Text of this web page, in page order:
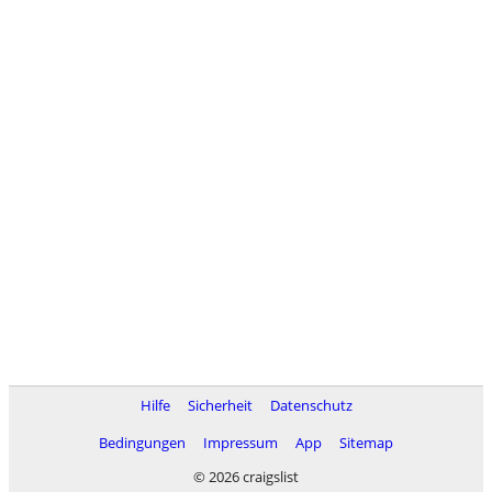
Hilfe Sicherheit
Datenschutz
Bedingungen
Impressum App
Sitemap
© 2026 craigslist